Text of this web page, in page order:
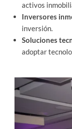
activos
Inversores
inversión.
Soluciones
adoptar